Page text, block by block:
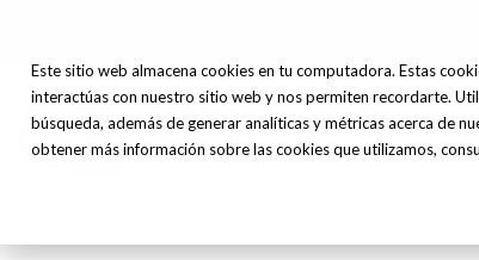
Este sitio web almacena cookies en tu computadora. Estas
interactúas con nuestro sitio web y nos permiten recordarte.
búsqueda, además de generar analíticas y métricas acerca de
obtener más información sobre las cookies que utilizamos,
Inicio Nosotros